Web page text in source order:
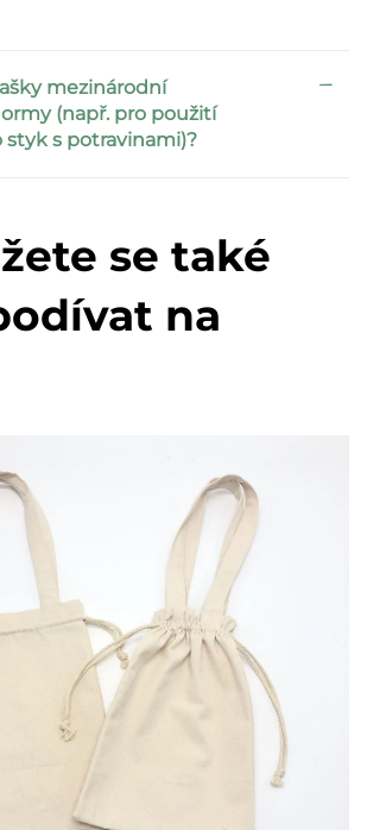
mezinárodní
(např. pro použití
s potravinami)?
se také
na